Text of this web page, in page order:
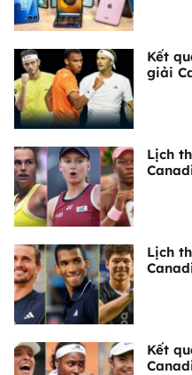
Kết
giải
Lịch
Lịch
Kết